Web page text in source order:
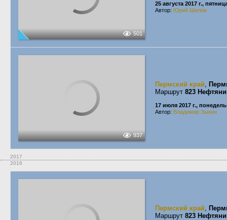
501
25 августа 2017 г.,
Автор: Юрий Шилов
937
Пермский край,
Маршрут 823
17 июля 2017 г.,
Автор: Владимир Зыкин
2017
2016
Пермский край,
Маршрут 823